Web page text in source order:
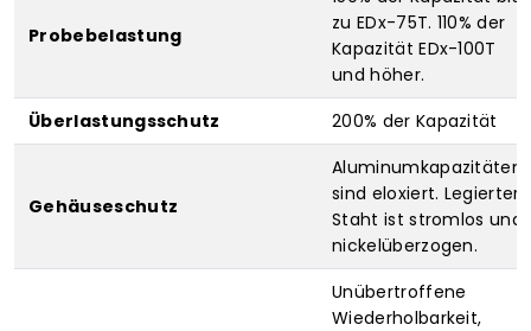
Probebelastung
zu EDx-75T. 110% der
Kapazität EDx-100T
und höher.
Überlastungsschutz
200% der Kapazität
Gehäuseschutz
Aluminumkapazitäten
sind eloxiert. Legierter
Staht ist stromlos und
nickelüberzogen.
Unübertroffene
Wiederholbarkeit,